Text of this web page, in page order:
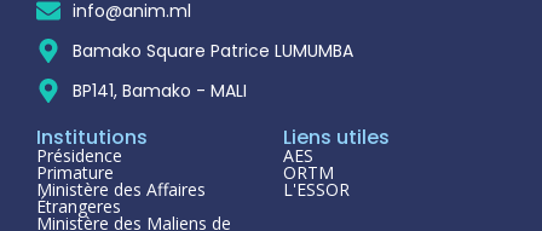
info@anim.ml
Bamako Square Patrice LUMUMBA
BP141, Bamako - MALI
Institutions
Présidence
Primature
Ministère des Affaires
Étrangeres
Ministère des Maliens de
Liens utiles
AES
ORTM
L'ESSOR